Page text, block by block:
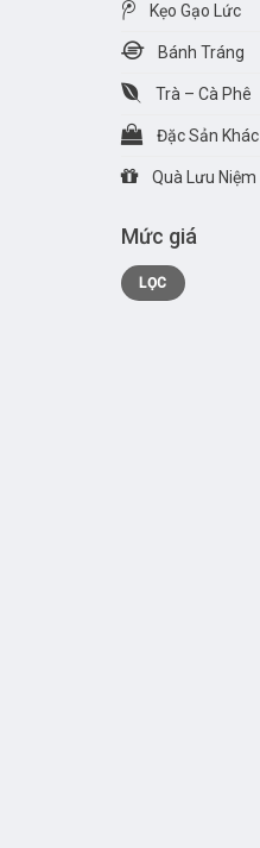
Kẹo Gạo Lức
Bánh Tráng
Trà – Cà Phê
Đặc Sản Khác
Quà Lưu Niệm
Mức giá
Giá
tối
thiểu
Giá
tối
đa
LỌC